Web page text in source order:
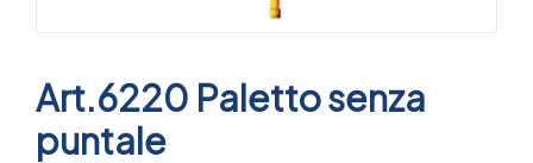
Art.6220 Paletto senza
puntale